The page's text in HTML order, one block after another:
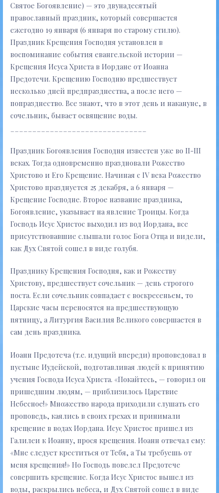
Святое Богоявление) — это двунадесятый
православный праздник, который совершается
ежегодно 19 января (6 января по старому стилю).
Праздник Крещения Господня установлен в
воспоминание события евангельской истории —
Крещения Исуса Христа в Иордане от Иоанна
Предотечи. Крещению Господню предшествует
несколько дней предпразднества, а после него —
попразднество. Все знают, что в этот день и накануне, в
сочельник, бывает освящение воды.
Праздник Богоявления Господня известен уже во II-III
веках. Тогда одновременно праздновали Рожество
Христово и Его Крещение. Начиная с IV века Рожество
Христово празднуется 25 декабря, а 6 января —
Крещение Господне. Второе название праздника,
Богоявление, указывает на явление Троицы. Когда
Господь Исус Христос выходил из вод Иордана, все
присутствовавшие слышали голос Бога Отца и видели,
как Дух Святой сошел в виде голубя.
Празднику Крещения Господня, как и Рожеству
Христову, предшествует сочельник — день строгого
поста. Если сочельник совпадает с воскресеньем, то
Царские часы переносятся на предшествующую
пятницу, а Литургия Василия Великого совершается в
сам день праздника.
Иоанн Предотеча (т.е. идущий впереди) проповедовал в
пустыне Иудейской, подготавливая людей к принятию
учения Господа Исуса Христа. «Покайтесь, — говорил он
пришедшим людям, — приблизилось Царствие
Небесное!» Множество народа приходили слушать его
проповедь, каялись в своих грехах и принимали
крещение в водах Иордана. Исус Христос пришел из
Галилеи к Иоанну, прося крещения. Иоанн отвечал ему:
«Мне следует креститься от Тебя, а Ты требуешь от
меня крещения!» Но Господь повелел Предотече
совершить крещение. Когда Исус Христос вышел из
воды, раскрылись небеса, и Дух Святой сошел в виде